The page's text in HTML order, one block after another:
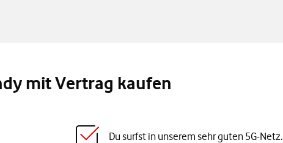
mit Vertrag kaufen
Du surfst in unserem sehr guten 5G-Netz.